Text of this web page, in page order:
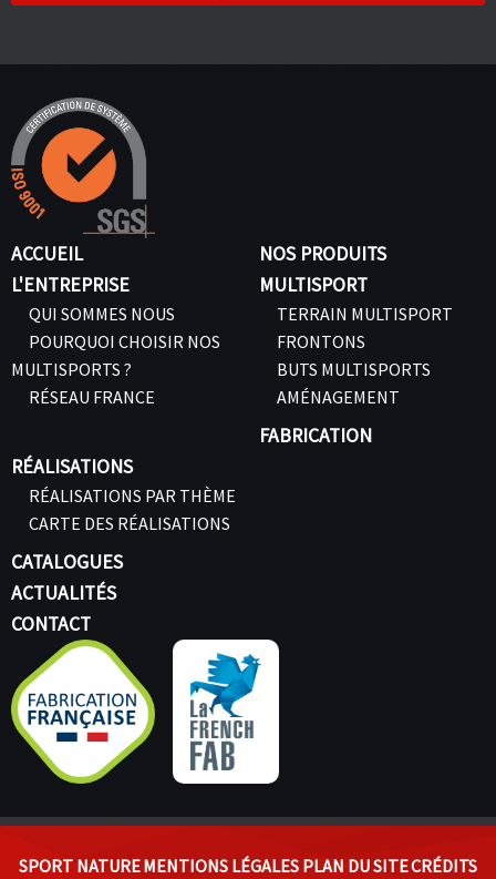
ACCUEIL
L'ENTREPRISE
QUI SOMMES NOUS
POURQUOI CHOISIR NOS
MULTISPORTS ?
RÉSEAU FRANCE
NOS PRODUITS
MULTISPORT
TERRAIN MULTISPORT
FRONTONS
BUTS MULTISPORTS
AMÉNAGEMENT
FABRICATION
RÉALISATIONS
RÉALISATIONS PAR THÈME
CARTE DES RÉALISATIONS
CATALOGUES
ACTUALITÉS
CONTACT
SPORT NATUREMENTIONS LÉGALES PLAN DU SITECRÉDITS